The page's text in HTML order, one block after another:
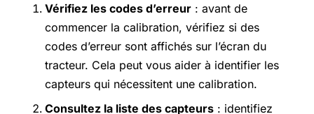
Vérifiez les codes d’erreur : avant de
commencer la calibration, vérifiez si des
codes d’erreur sont affichés sur l’écran du
tracteur. Cela peut vous aider à identifier les
capteurs qui nécessitent une calibration.
Consultez la liste des capteurs : identifiez